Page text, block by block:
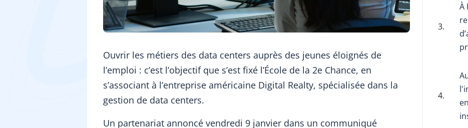
Ouvrir les métiers des data centers auprès des jeunes éloignés de
l’emploi : c’est l’objectif que s’est fixé l’École de la 2e Chance, en
s’associant à l’entreprise américaine Digital Realty, spécialisée dans la
gestion de data centers.
Un partenariat annoncé vendredi 9 janvier dans un communiqué
3.
À
4.